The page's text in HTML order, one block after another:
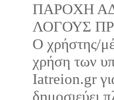
ΠΑΡΟΧΗ
ΛΟΓΟΥΣ
Ο χρήστης/
χρήση των
Iatreion.gr
δημοσιεύει